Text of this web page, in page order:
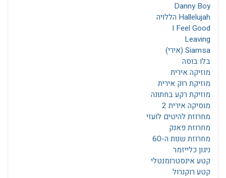
Danny Boy
Hallelujah הללויה
I Feel Good
Leaving
Siamsa (אירי)
בלו בוסה
מוזיקה אירית
מוזיקת רוק אירית
מוזיקת רקע בחתונה
מוסיקה אירית 2
מחרוזת להיטים לועזי
מחרוזת פאנק
מחרוזת שנות ה-60
ניגון כלייזמר
קטע אינסטרומנטלי
קטע רוקנרול